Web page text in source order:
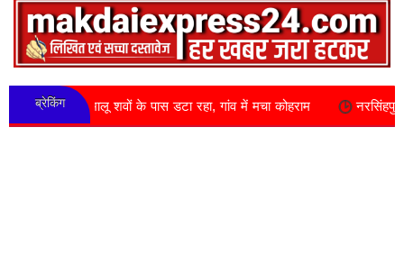
ब्रेकिंग
भालू शवों के पास डटा रहा, गांव में मचा कोहराम नरसिंहपुर क्राइम